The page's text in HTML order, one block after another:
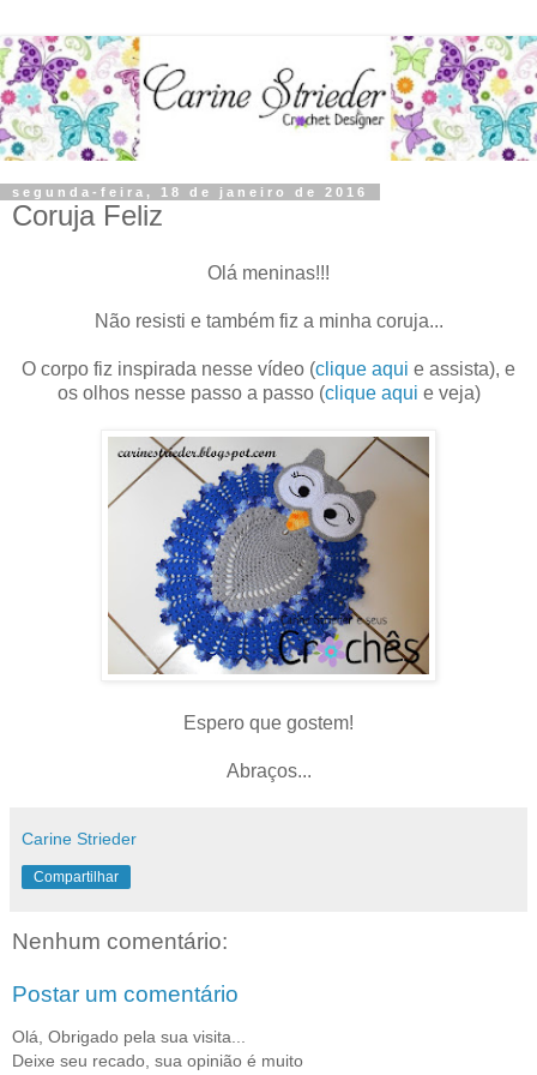
segunda-feira, 18 de janeiro de 2016
Coruja Feliz
Olá meninas!!!
Não resisti e também fiz a minha coruja...
O corpo fiz inspirada nesse vídeo (clique aqui e assista), e
os olhos nesse passo a passo (clique aqui e veja)
Espero que gostem!
Abraços...
Carine Strieder
Compartilhar
Nenhum comentário:
Postar um comentário
Olá, Obrigado pela sua visita...
Deixe seu recado, sua opinião é muito